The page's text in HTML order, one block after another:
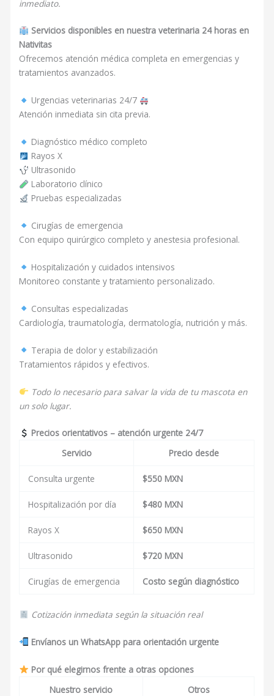
inmediato.
Servicios disponibles en nuestra veterinaria 24 horas en
Nativitas
Ofrecemos atención médica completa en emergencias y
tratamientos avanzados.
Urgencias veterinarias 24/7
Atención inmediata sin cita previa.
Diagnóstico médico completo
Rayos X
Ultrasonido
Laboratorio clínico
Pruebas especializadas
Cirugías de emergencia
Con equipo quirúrgico completo y anestesia profesional.
Hospitalización y cuidados intensivos
Monitoreo constante y tratamiento personalizado.
Consultas especializadas
Cardiología, traumatología, dermatología, nutrición y más.
Terapia de dolor y estabilización
Tratamientos rápidos y efectivos.
Todo lo necesario para salvar la vida de tu mascota en
un solo lugar.
Precios orientativos – atención urgente 24/7
Servicio
Precio desde
Consulta urgente $550 MXN
Hospitalización por día $480 MXN
Rayos X $650 MXN
Ultrasonido $720 MXN
Cirugías de emergencia Costo según diagnóstico
Cotización inmediata según la situación real
Envíanos un WhatsApp para orientación urgente
Por qué elegirnos frente a otras opciones
Nuestro servicio
Otros